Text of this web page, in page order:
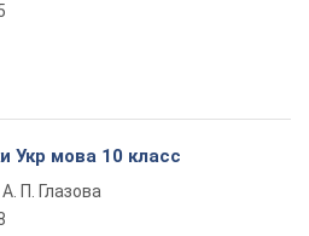
Укр мова 10 класс
А. П. Глазова